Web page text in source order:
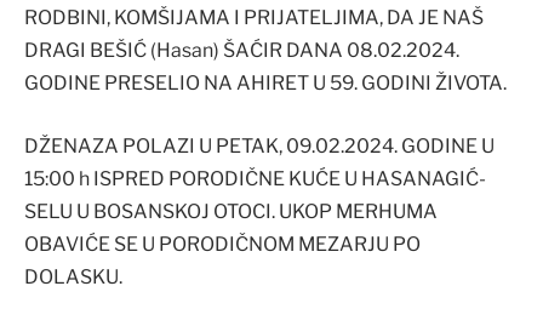
RODBINI, KOMŠIJAMA I PRIJATELJIMA, DA JE NAŠ
DRAGI BEŠIĆ (Hasan) ŠAĆIR DANA 08.02.2024.
GODINE PRESELIO NA AHIRET U 59. GODINI ŽIVOTA.
DŽENAZA POLAZI U PETAK, 09.02.2024. GODINE U
15:00 h ISPRED PORODIČNE KUĆE U HASANAGIĆ-
SELU U BOSANSKOJ OTOCI. UKOP MERHUMA
OBAVIĆE SE U PORODIČNOM MEZARJU PO
DOLASKU.